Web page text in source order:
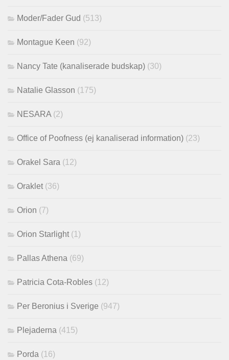
Moder/Fader Gud (513)
Montague Keen (92)
Nancy Tate (kanaliserade budskap) (30)
Natalie Glasson (175)
NESARA (2)
Office of Poofness (ej kanaliserad information) (23)
Orakel Sara (12)
Oraklet (36)
Orion (7)
Orion Starlight (1)
Pallas Athena (69)
Patricia Cota-Robles (12)
Per Beronius i Sverige (947)
Plejaderna (415)
Porda (16)